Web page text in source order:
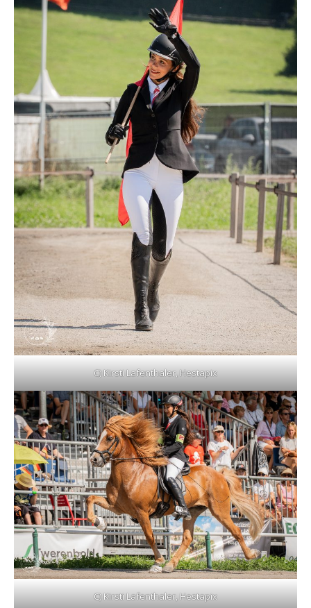
C) Kirsti Lafenthaler, Hestapix
C) Kirsti Lafenthaler, Hestapix